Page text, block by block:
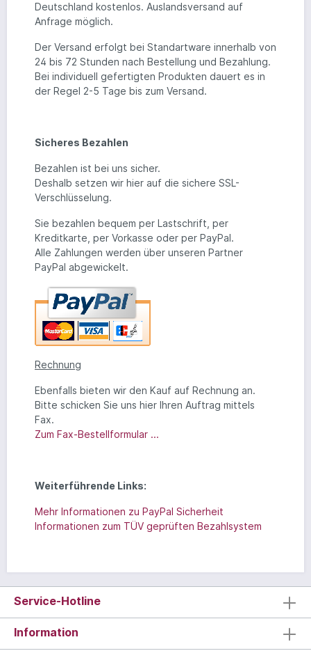
Deutschland kostenlos. Auslandsversand auf
Anfrage möglich.
Der Versand erfolgt bei Standartware innerhalb von
24 bis 72 Stunden nach Bestellung und Bezahlung.
Bei individuell gefertigten Produkten dauert es in
der Regel 2-5 Tage bis zum Versand.
Sicheres Bezahlen
Bezahlen ist bei uns sicher.
Deshalb setzen wir hier auf die sichere SSL-
Verschlüsselung.
Sie bezahlen bequem per Lastschrift, per
Kreditkarte, per Vorkasse oder per PayPal.
Alle Zahlungen werden über unseren Partner
PayPal abgewickelt.
Rechnung
Ebenfalls bieten wir den Kauf auf Rechnung an.
Bitte schicken Sie uns hier Ihren Auftrag mittels
Fax.
Zum Fax-Bestellformular ...
Weiterführende Links:
Mehr Informationen zu PayPal Sicherheit
Informationen zum TÜV geprüften Bezahlsystem
Service-Hotline
Information